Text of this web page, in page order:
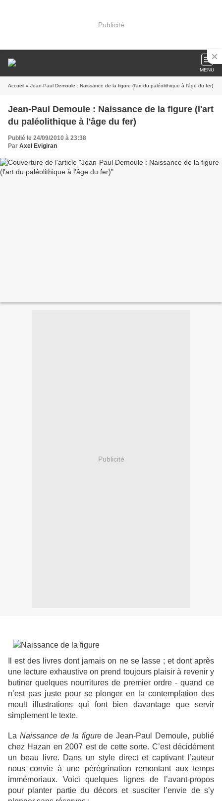
Publicité
MENU
Accueil » Jean-Paul Demoule : Naissance de la figure (l'art du paléolithique à l'âge du fer)
Jean-Paul Demoule : Naissance de la figure (l'art
du paléolithique à l'âge du fer)
Publié le 24/09/2010 à 23:38
Par Axel Evigiran
Publicité
Il est des livres dont jamais on ne se lasse ; et dont après
une lecture exhaustive on prend toujours plaisir à revenir y
butiner quelques nourritures de premier ordre - quand ce
n’est pas juste pour se plonger en la contemplation des
moult illustrations qui font bien davantage que servir
simplement le texte.
La Naissance de la figurede Jean-Paul Demoule, publié
chez Hazan en 2007 est de cette sorte. C’est décidément
un beau livre. Dans un style direct et captivant l’auteur
nous convie à une pérégrination remontant aux temps
immémoriaux. Voici quelques lignes de l’avant-propos
pour planter partie du décors et susciter l’envie de s’y